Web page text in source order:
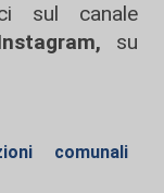
sul canale
, su
comunali